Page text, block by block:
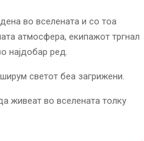
во вселената и со тоа
атмосфера, екипажот тргнал
најдобар ред.
светот беа загрижени.
живеат во вселената толку